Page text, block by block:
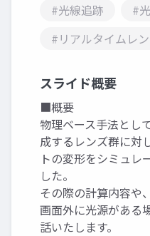
#光線追跡
#
#リアルタイムレ
スライド概要
■概要
物理ベース手法とし
成するレンズ群に対
トの変形をシミュレ
した。
その際の計算内容や
画面外に光源がある
話いたします。